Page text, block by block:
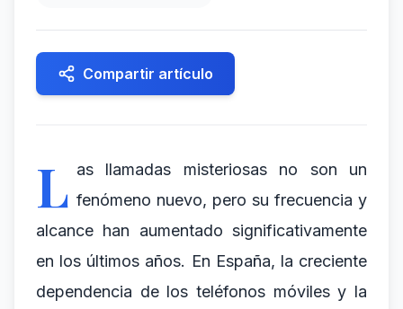
Compartir artículo
L as llamadas misteriosas no son un
fenómeno nuevo, pero su frecuencia y
alcance han aumentado significativamente
en los últimos años. En España, la creciente
dependencia de los teléfonos móviles y la